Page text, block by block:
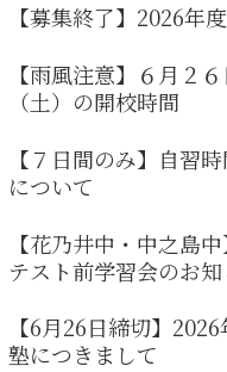
【募集終了】2026年
【雨風注意】６月２
（土）の開校時間
【７日間のみ】自習
について
【花乃井中・中之島
テスト前学習会のお
【6月26日締切】
塾につきまして